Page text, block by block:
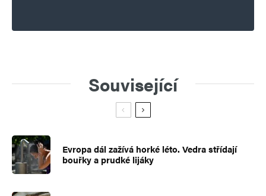
Související
Evropa dál zažívá horké léto. Vedra střídají
bouřky a prudké lijáky